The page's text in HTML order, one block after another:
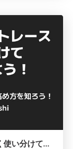
メトリクス、ログ、トレースをうまく使い分けて可観測性を高めよう！